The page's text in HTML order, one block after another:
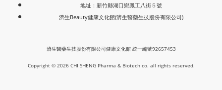
地址：新竹縣湖口鄉鳳工八街５號
濟生Beauty健康文化館(濟生醫藥生技股份有限公司)
濟生醫藥生技股份有限公司健康文化館 統一編號92657453
Copyright © 2026 CHI SHENG Pharma & Biotech co. all rights reserved.